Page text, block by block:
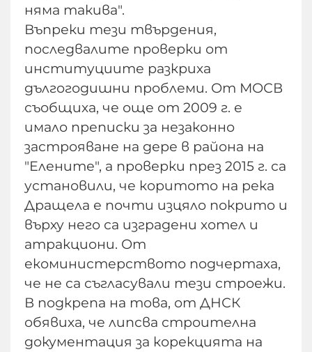
няма такива".
Въпреки тези твърдения,
последвалите проверки от
институциите разкриха
дългогодишни проблеми. От МОСВ
съобщиха, че още от 2009 г. е
имало преписки за незаконно
застрояване на дере в района на
"Елените", а проверки през 2015 г. са
установили, че коритото на река
Дращела е почти изцяло покрито и
върху него са изградени хотел и
атракциони. От
екоминистерството подчертаха,
че не са съгласували тези строежи.
В подкрепа на това, от ДНСК
обявиха, че липсва строителна
документация за корекцията на